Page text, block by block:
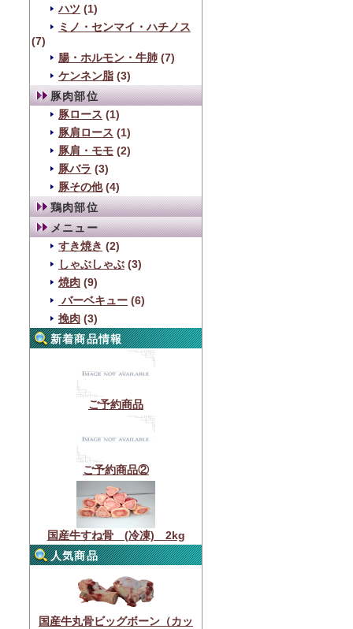
ハツ (1)
ミノ・センマイ・ハチノス
(7)
腸・ホルモン・牛肺 (7)
ケンネン脂 (3)
豚肉部位
豚ロース (1)
豚肩ロース (1)
豚肩・モモ (2)
豚バラ (3)
豚その他(4)
鶏肉部位
メニュー
すき焼き (2)
しゃぶしゃぶ (3)
焼肉 (9)
バーベキュー (6)
挽肉 (3)
新着商品情報
ご予約商品
ご予約商品②
国産牛すね骨 (冷凍) 2kg
人気商品
国産牛丸骨ビッグボーン（カッ